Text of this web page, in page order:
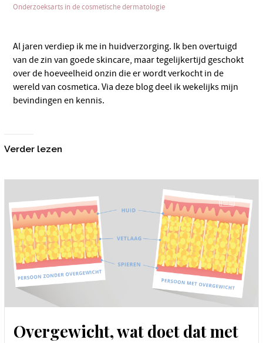
Onderzoeksarts in de cosmetische dermatologie
Al jaren verdiep ik me in huidverzorging. Ik ben overtuigd
van de zin van goede skincare, maar tegelijkertijd geschokt
over de hoeveelheid onzin die er wordt verkocht in de
wereld van cosmetica. Via deze blog deel ik wekelijks mijn
bevindingen en kennis.
Verder lezen
Overgewicht, wat doet dat met